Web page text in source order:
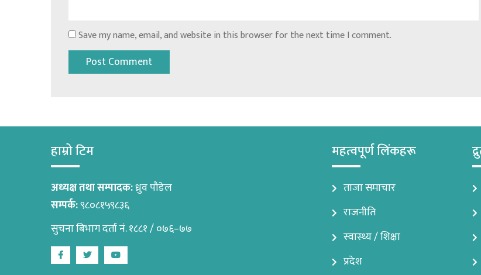
Save my name, email, and website in this browser for the next time I comment.
हाम्रो टिम
अध्यक्ष तथा सम्पादक:ध्रुव पौडेल
सम्पर्क:९८०८१५९८३६
सुचना बिभाग दर्ता नं. १८८१ / ०७६–७७
FacebookTwitterYoutube
महत्वपूर्ण लिंकहरू
ताजा समाचार
राजनीति
स्वास्थ्य / शिक्षा
प्रदेश